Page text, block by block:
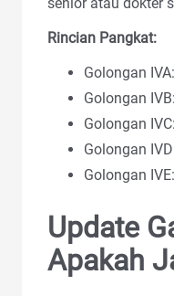
senior atau dokter
Rincian Pangkat:
Golongan
Golongan
Golongan
Golongan
Golongan
Update
Apakah